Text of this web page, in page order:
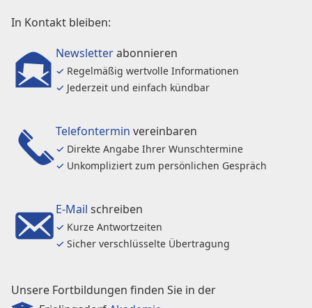
In Kontakt bleiben:
Newsletterabonnieren
✓ Regelmäßig wertvolle Informationen
✓ Jederzeit und einfach kündbar
Telefontermin vereinbaren
✓ Direkte Angabe Ihrer Wunschtermine
✓ Unkompliziert zum persönlichen Gespräch
E-Mail schreiben
✓ Kurze Antwortzeiten
✓ Sicher verschlüsselte Übertragung
Unsere Fortbildungen finden Sie in der